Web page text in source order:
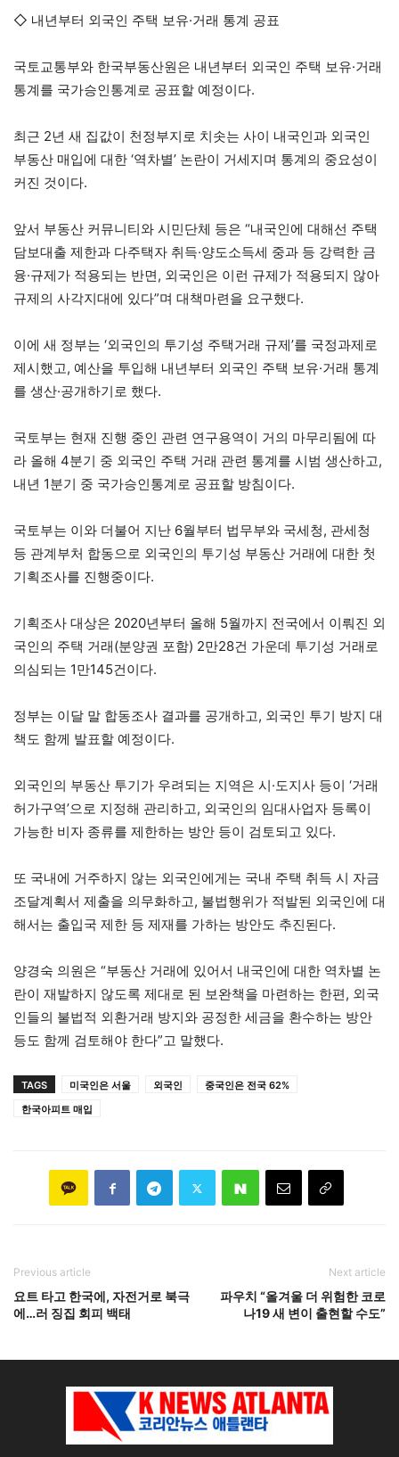
◇ 내년부터 외국인 주택 보유·거래 통계 공표
국토교통부와 한국부동산원은 내년부터 외국인 주택 보유·거래
통계를 국가승인통계로 공표할 예정이다.
최근 2년 새 집값이 천정부지로 치솟는 사이 내국인과 외국인
부동산 매입에 대한 ‘역차별’ 논란이 거세지며 통계의 중요성이
커진 것이다.
앞서 부동산 커뮤니티와 시민단체 등은 “내국인에 대해선 주택
담보대출 제한과 다주택자 취득·양도소득세 중과 등 강력한 금
융·규제가 적용되는 반면, 외국인은 이런 규제가 적용되지 않아
규제의 사각지대에 있다”며 대책마련을 요구했다.
이에 새 정부는 ‘외국인의 투기성 주택거래 규제’를 국정과제로
제시했고, 예산을 투입해 내년부터 외국인 주택 보유·거래 통계
를 생산·공개하기로 했다.
국토부는 현재 진행 중인 관련 연구용역이 거의 마무리됨에 따
라 올해 4분기 중 외국인 주택 거래 관련 통계를 시범 생산하고,
내년 1분기 중 국가승인통계로 공표할 방침이다.
국토부는 이와 더불어 지난 6월부터 법무부와 국세청, 관세청
등 관계부처 합동으로 외국인의 투기성 부동산 거래에 대한 첫
기획조사를 진행중이다.
기획조사 대상은 2020년부터 올해 5월까지 전국에서 이뤄진 외
국인의 주택 거래(분양권 포함) 2만28건 가운데 투기성 거래로
의심되는 1만145건이다.
정부는 이달 말 합동조사 결과를 공개하고, 외국인 투기 방지 대
책도 함께 발표할 예정이다.
외국인의 부동산 투기가 우려되는 지역은 시·도지사 등이 ‘거래
허가구역’으로 지정해 관리하고, 외국인의 임대사업자 등록이
가능한 비자 종류를 제한하는 방안 등이 검토되고 있다.
또 국내에 거주하지 않는 외국인에게는 국내 주택 취득 시 자금
조달계획서 제출을 의무화하고, 불법행위가 적발된 외국인에 대
해서는 출입국 제한 등 제재를 가하는 방안도 추진된다.
양경숙 의원은 “부동산 거래에 있어서 내국인에 대한 역차별 논
란이 재발하지 않도록 제대로 된 보완책을 마련하는 한편, 외국
인들의 불법적 외환거래 방지와 공정한 세금을 환수하는 방안
등도 함께 검토해야 한다”고 말했다.
TAGS 미국인은 서울 외국인
중국인은 전국 62%
한국아피트 매입
Previous article
요트 타고 한국에, 자전거로 북극
에…러 징집 회피 백태
Next article
파우치 “올겨울 더 위험한 코로
나19 새 변이 출현할 수도”